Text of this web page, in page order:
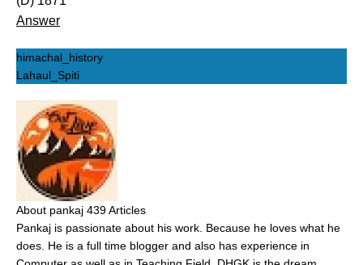
Answer
himachal_history
Lahaul_Spiti
About pankaj 439 Articles
Pankaj is passionate about his work. Because he loves what he
does. He is a full time blogger and also has experience in